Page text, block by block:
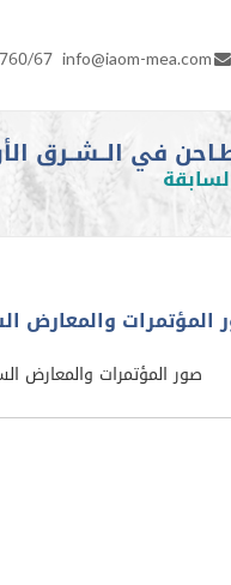
info@iaom-mea.com
67
في الــشــرق
المؤتمرات والمعارض